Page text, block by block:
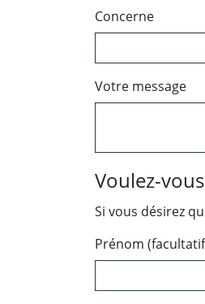
Concerne
Votre message
Voulez-
Si vous désirez
Prénom